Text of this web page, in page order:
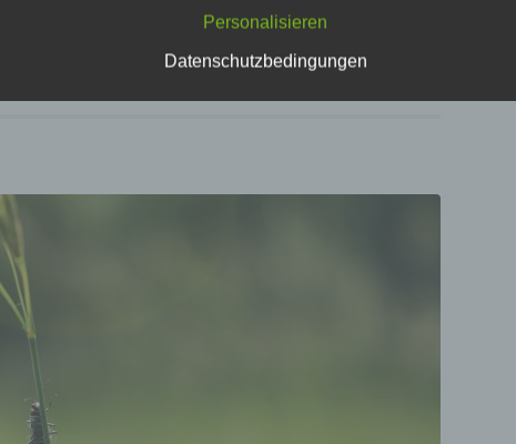
Verarbeitung ist jeder mit oder ohne Hilfe automatisierter
Verfahren ausgeführte Vorgang oder jede solche
Veränderung, das Auslesen, das Abfragen, die
Einschränkung der Verarbeitung ist die Markierung
Personalisieren
Datenschutzbedingungen